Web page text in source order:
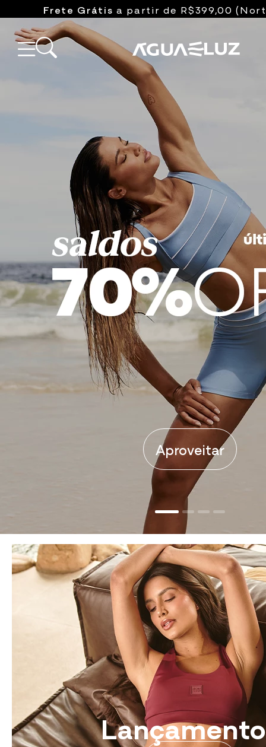
Frete Grátis a partir de R$399,00
Aproveitar